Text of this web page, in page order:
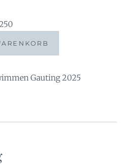
Gauting 2025